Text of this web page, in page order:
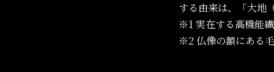
する由来は、「大地
※1 実在する高機能
※2仏像の額にある